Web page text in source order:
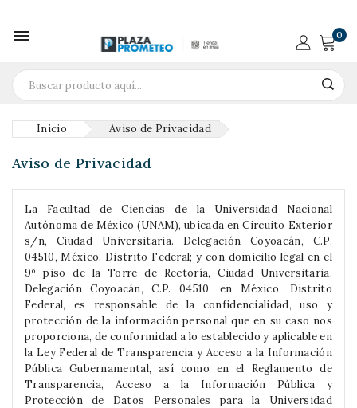
 0
Inicio Aviso de Privacidad
Aviso de Privacidad
La Facultad de Ciencias de la Universidad Nacional
Autónoma de México (UNAM), ubicada en Circuito Exterior
s/n, Ciudad Universitaria. Delegación Coyoacán, C.P.
04510, México, Distrito Federal; y con domicilio legal en el
9º piso de la Torre de Rectoría, Ciudad Universitaria,
Delegación Coyoacán, C.P. 04510, en México, Distrito
Federal, es responsable de la confidencialidad, uso y
protección de la información personal que en su caso nos
proporciona, de conformidad a lo establecido y aplicable en
la Ley Federal de Transparencia y Acceso a la Información
Pública Gubernamental, así como en el Reglamento de
Transparencia, Acceso a la Información Pública y
Protección de Datos Personales para la Universidad